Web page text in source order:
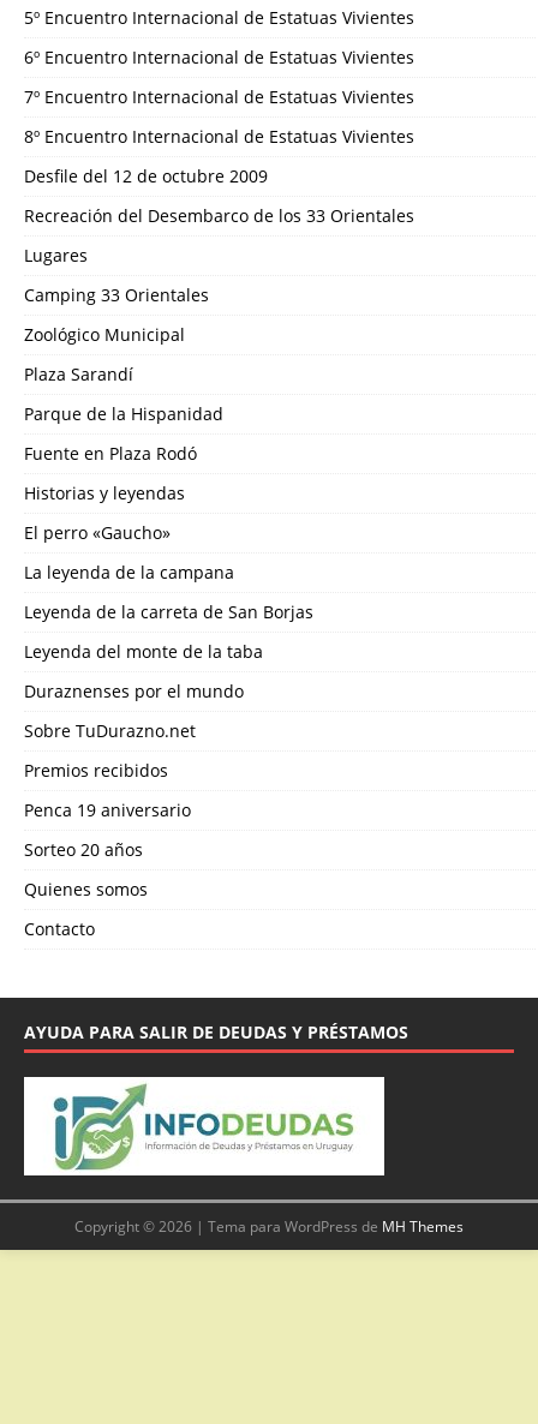
5º Encuentro Internacional de Estatuas Vivientes
6º Encuentro Internacional de Estatuas Vivientes
7º Encuentro Internacional de Estatuas Vivientes
8º Encuentro Internacional de Estatuas Vivientes
Desfile del 12 de octubre 2009
Recreación del Desembarco de los 33 Orientales
Lugares
Camping 33 Orientales
Zoológico Municipal
Plaza Sarandí
Parque de la Hispanidad
Fuente en Plaza Rodó
Historias y leyendas
El perro «Gaucho»
La leyenda de la campana
Leyenda de la carreta de San Borjas
Leyenda del monte de la taba
Duraznenses por el mundo
Sobre TuDurazno.net
Premios recibidos
Penca 19 aniversario
Sorteo 20 años
Quienes somos
Contacto
AYUDA PARA SALIR DE DEUDAS Y PRÉSTAMOS
Copyright © 2026 | Tema para WordPress de MH Themes